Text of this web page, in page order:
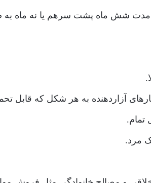
شش ماه پشت سرهم یا نه ماه به
آزاردهنده به هر شکل که قابل
تمام.
مرد.